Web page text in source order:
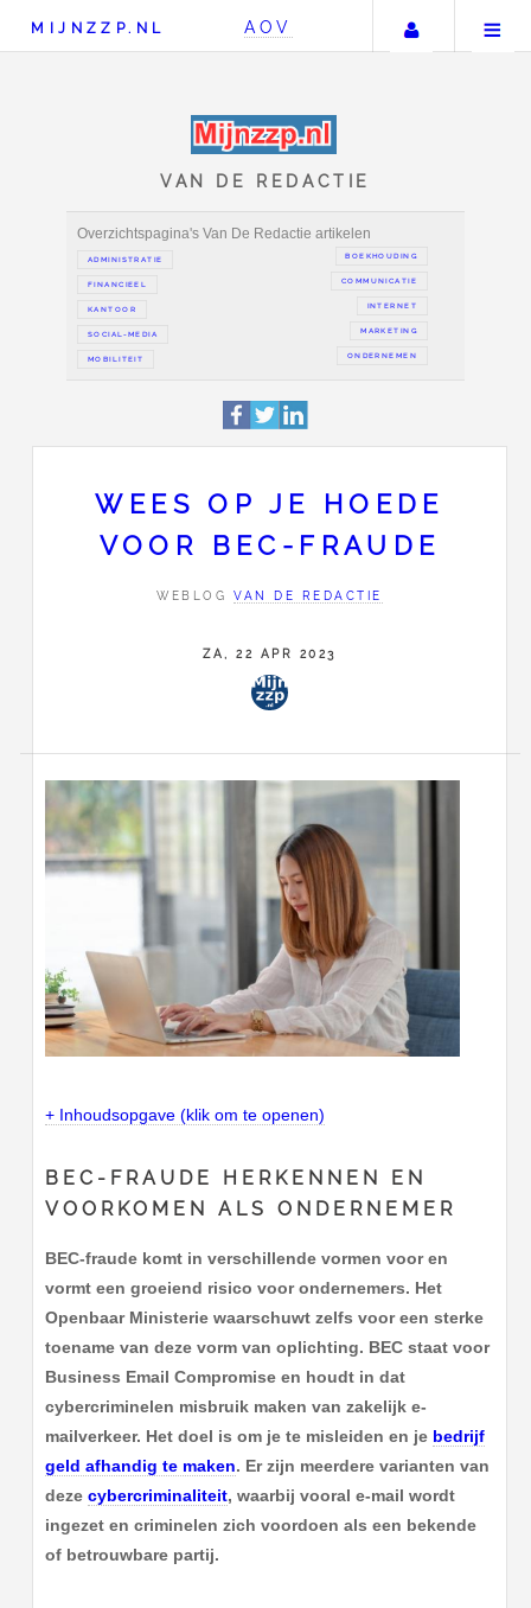
MIJNZZP.NL AOV Uw
VAN DE REDACTIE
Overzichtspagina's Van De Redactie artikelen
ADMINISTRATIE
MOBILITEIT
WEES OP JE HOEDE
VOOR BEC-FRAUDE
WEBLOGVAN DE REDACTIE
ZA, 22 APR 2023
+ Inhoudsopgave (klik om te openen)
BEC-FRAUDE HERKENNEN EN
VOORKOMEN ALS ONDERNEMER
BEC-fraude komt in verschillende vormen voor en
vormt een groeiend risico voor ondernemers. Het
Openbaar Ministerie waarschuwt zelfs voor een sterke
toename van deze vorm van oplichting. BEC staat voor
Business Email Compromise en houdt in dat
cybercriminelen misbruik maken van zakelijk e-
mailverkeer. Het doel is om je te misleiden en je bedrijf
geld afhandig te maken. Er zijn meerdere varianten van
dezecybercriminaliteit, waarbij vooral e-mail wordt
ingezet en criminelen zich voordoen als een bekende
of betrouwbare partij.